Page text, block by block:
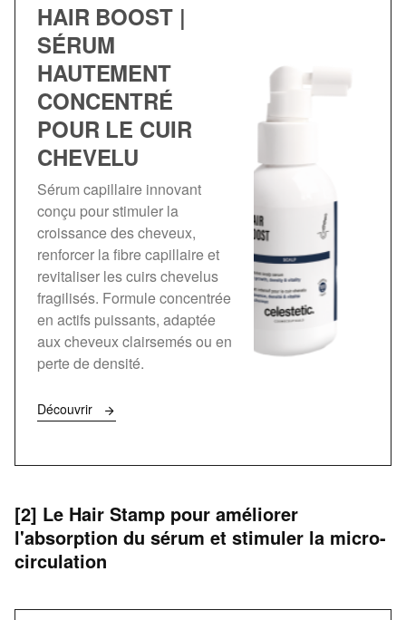
HAIR BOOST |
SÉRUM
HAUTEMENT
CONCENTRÉ
POUR LE CUIR
CHEVELU
Sérum capillaire innovant
conçu pour stimuler la
croissance des cheveux,
renforcer la fibre capillaire et
revitaliser les cuirs chevelus
fragilisés. Formule concentrée
en actifs puissants, adaptée
aux cheveux clairsemés ou en
perte de densité.
Découvrir
[2] Le Hair Stamp pour améliorer
l'absorption du sérum et stimuler la micro-
circulation